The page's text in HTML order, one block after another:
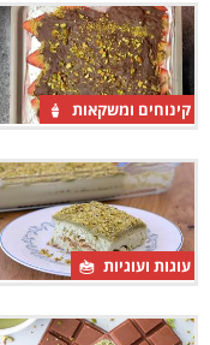
קינוחים ומשקאות
עוגות ועוגיות